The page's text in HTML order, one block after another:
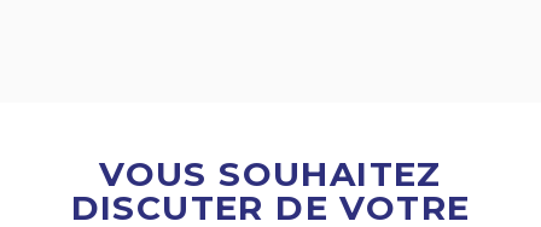
VOUS SOUHAITEZ
DISCUTER DE VOTRE